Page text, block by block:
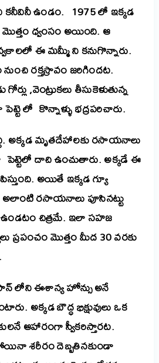
ఉండం. 1975 లో ఇక్కడ
ధ్వంసంఅయింది. ఆ
ఈ మమ్మీ ని కనుగొన్నారు.
రక్తస్రావం జరిగిందట.
గోర్లు ,వెంట్రుకలు తీసుకెళుతున్న
లో కొన్నాళ్ళు భద్రపరిచారు.
అక్కడ మృతదేహాలకు రసాయనాలు
దాచి ఉంచుతారు. అక్కడే ఈ
అయితే ఇక్కడ గ్యూ
రసాయనాలు పూసినట్టు
చిత్రమే. ఇలా సహజ
ప్రపంచం మొత్తం మీద 30 వరకు
లోని ఈశాన్య హోన్సు అనే
అక్కడ బౌద్ధ భిక్షువులు ఒక
ఆహారంగా స్వీకరిస్తారట.
శరీరం దెబ్బతినకుండా